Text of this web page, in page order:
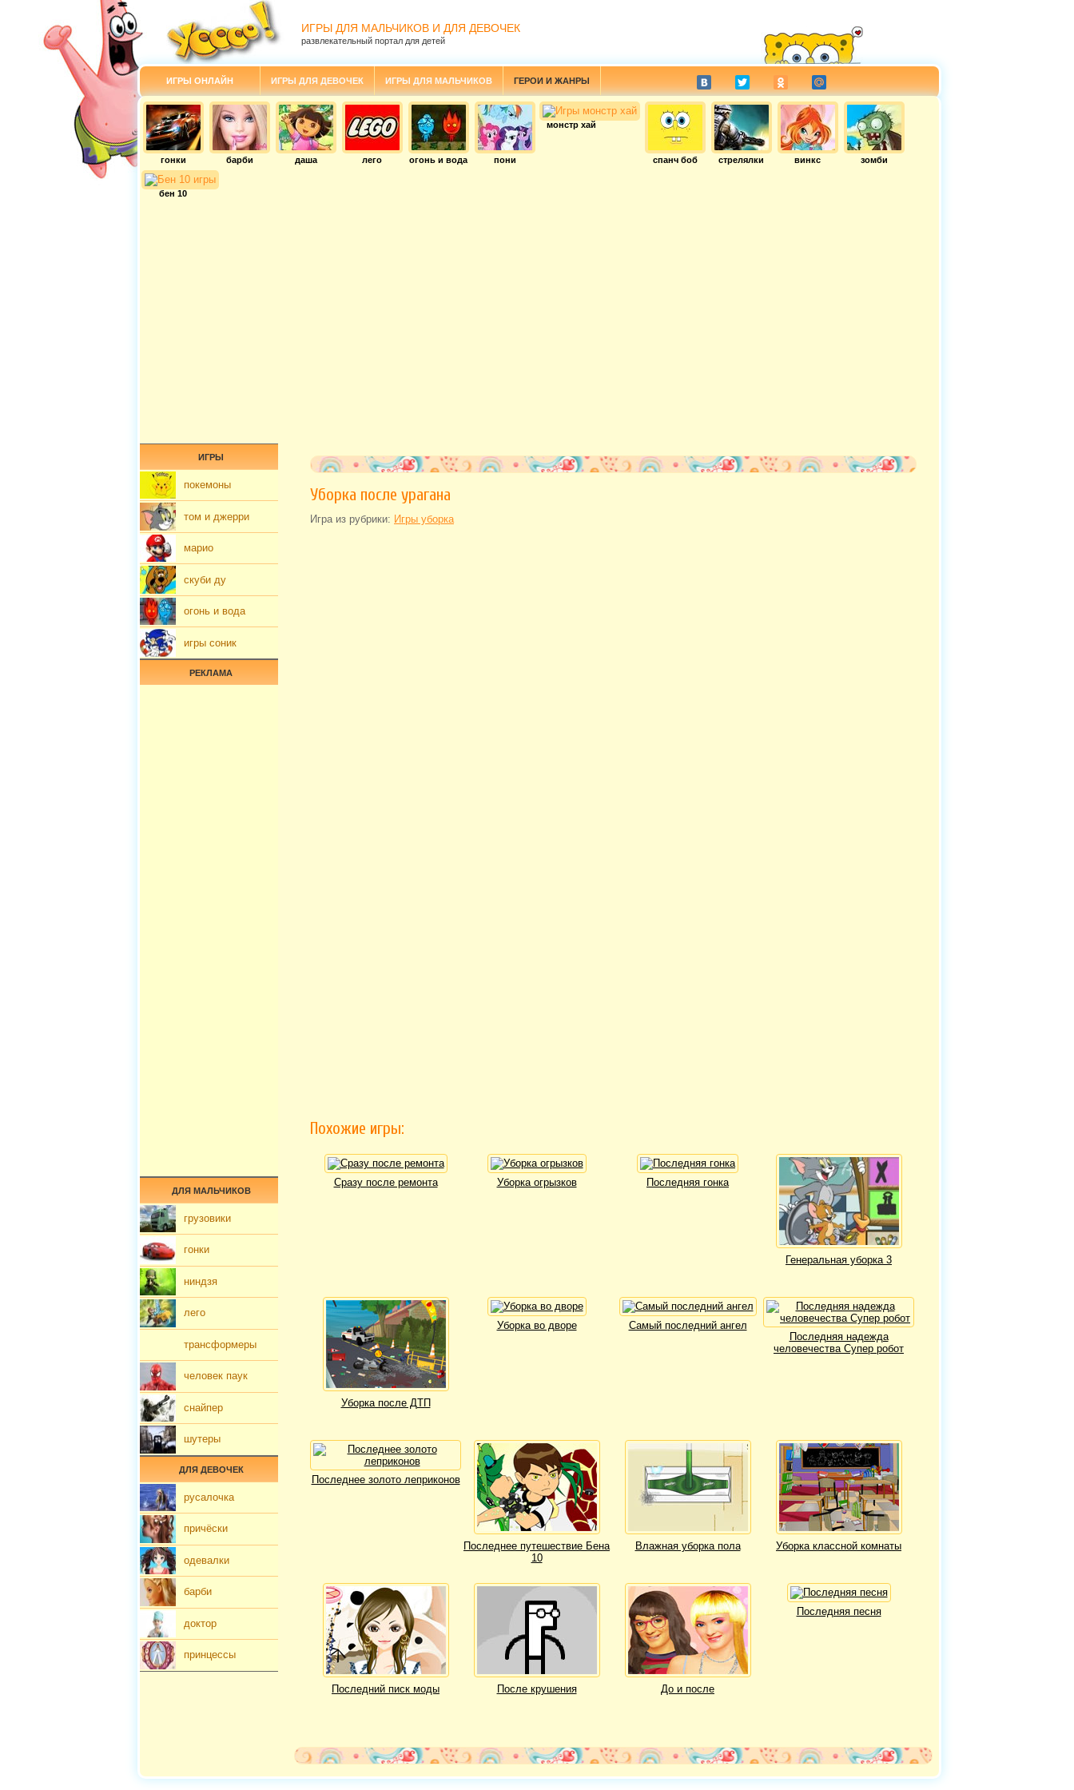
ИГРЫ ДЛЯ МАЛЬЧИКОВ И ДЛЯ ДЕВОЧЕК
развлекательный портал для детей
ИГРЫ ОНЛАЙН ИГРЫ ДЛЯ ДЕВОЧЕК ИГРЫ ДЛЯ МАЛЬЧИКОВ ГЕРОИ И ЖАНРЫ
гонки барби даша лего огонь и вода пони
монстр хай
спанч боб стрелялки винкс зомби
бен 10
Уборка после урагана
Игра из рубрики: Игры уборка
Похожие игры:
Сразу после ремонта Уборка огрызков Последняя гонка
Генеральная уборка 3
Уборка после ДТП
Уборка во дворе
Самый последний ангел
Последняя надежда
человечества Супер робот
Последнее золото леприконов
Последнее путешествие Бена
10
Влажная уборка пола Уборка классной комнаты
Последний писк моды После крушения До и после
Последняя песня
ИГРЫ
покемоны
том и джерри
марио
скуби ду
огонь и вода
игры соник
РЕКЛАМА
ДЛЯ МАЛЬЧИКОВ
грузовики
гонки
ниндзя
лего
трансформеры
человек паук
снайпер
шутеры
ДЛЯ ДЕВОЧЕК
русалочка
причёски
одевалки
барби
доктор
принцессы